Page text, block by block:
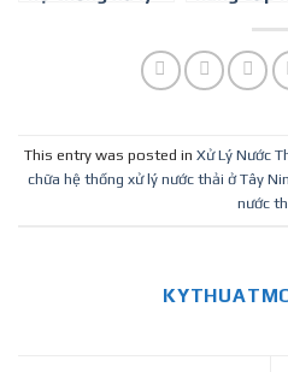
This entry was posted in Xử Lý Nước
chữa hệ thống xử lý nước thải ở Tây
nước